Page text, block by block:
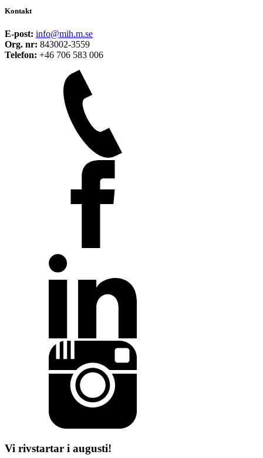
Kontakt
E-post: info@mih.m.se
Org. nr: 843002-3559
Telefon: +46 706 583 006
Vi rivstartar i augusti!